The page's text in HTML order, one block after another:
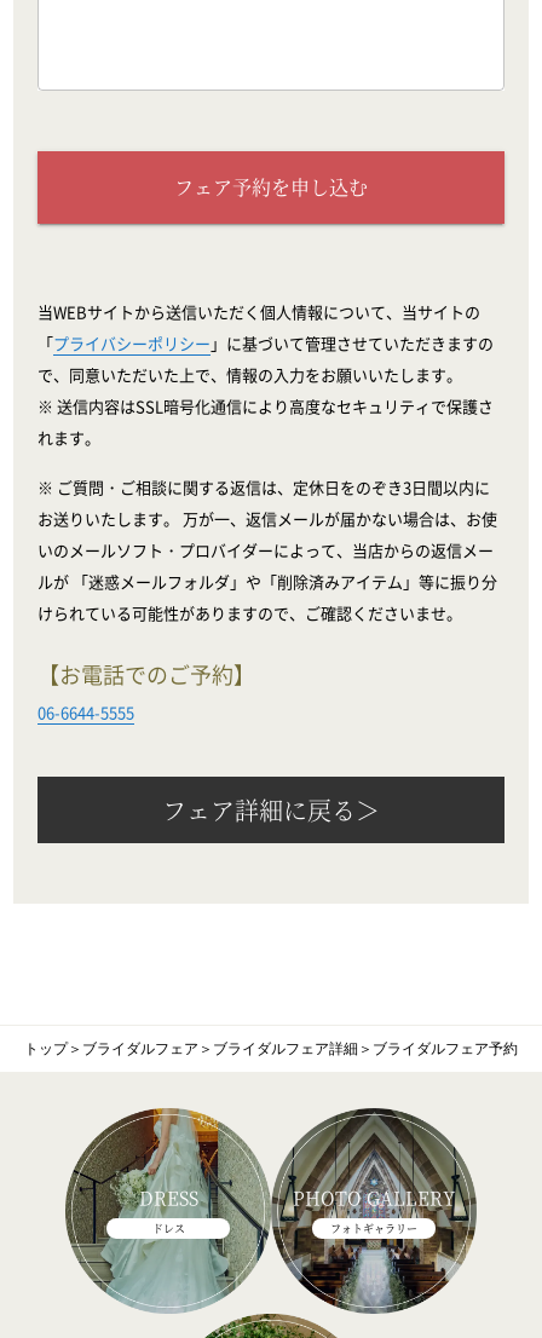
フェア予約を申し込む
当WEBサイトから送信いただく個人情報について、当サイトの
「プライバシーポリシー 」に基づいて管理させていただきますの
で、同意いただいた上で、情報の入力をお願いいたします。
※ 送信内容はSSL暗号化通信により高度なセキュリティで保護さ
れます。
※ ご質問・ご相談に関する返信は、定休日をのぞき3日間以内に
お送りいたします。 万が一、返信メールが届かない場合は、お使
いのメールソフト・プロバイダーによって、当店からの返信メー
ルが 「迷惑メールフォルダ」や「削除済みアイテム」等に振り分
けられている可能性がありますので、ご確認くださいませ。
【お電話でのご予約】
06-6644-5555
フェア詳細に戻る＞
トップ＞ ブライダルフェア ＞ ブライダルフェア詳細 ＞ ブライダルフェア予約
DRESS
ドレス
PHOTO GALLERY
フォトギャラリー